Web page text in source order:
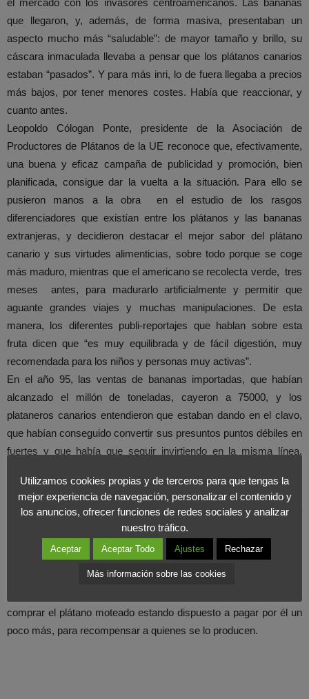
el mercado con los invasores centroamericanos. Las bananas
que llegaron, y, además, de forma masiva, presentaban un
aspecto mucho más “saludable”: de mayor tamaño y brillo, su
cáscara inmaculada llevaba a pensar que los plátanos canarios
estaban “pasados”. Y para más inri, lo de fuera llegaba a precios
más bajos, por tener menores costes. Había que reaccionar, y
cuanto antes.
Leopoldo Cólogan Ponte, presidente de la Asociación de
Productores de Plátanos de la UE reconoce que, efectivamente,
una buena y eficaz campaña de publicidad y promoción, bien
planificada, consigue dar la vuelta a la situación. Para ello se
pusieron manos a la obra en el estudio de los rasgos
diferenciadores que existían entre los plátanos y las bananas
extranjeras, y decidieron destacar el mejor sabor del plátano
canario y sus virtudes alimenticias, sobre todo porque se coge
más maduro, mientras que el americano se recolecta verde, tres
meses antes, para madurarlo artificialmente y permitir que
aguante grandes viajes y muchas manipulaciones. De esta
manera, los diferentes publi-reportajes que hablan sobre esta
fruta dicen que “es muy equilibrada y de fácil digestión, muy
recomendada para los niños y personas muy activas”.
En el año 95, las ventas de bananas importadas, que habían
alcanzado el millón de toneladas, cayeron a 75000, y los
plataneros canarios entendieron que estaban dando en el clavo,
que habían conseguido convertir sus presuntos puntos débiles en
fuertes y que había que seguir invirtiendo en la misma línea.
moda, para que destacase las magníficas cualidades del plátano
de canarias, que, aunque más feo en apariencia, era de mucha
más calidad. Así comenzaron a etiquetar las piezas de fruta, de
tal manera que fuera más fácil su reconocimiento.
De esta manera, han ganado prestigio, tienen el 88% del mercado
español y ahora se proponen dar un paso más: tras consolidarse,
comprar el plátano moteado estando dispuesto a pagar por él un
poco más, para recompensar a quienes se lo producen.
Utilizamos cookies propias y de terceros para que tengas la
mejor experiencia de navegación, personalizar el contenido y
los anuncios, ofrecer funciones de redes sociales y analizar
nuestro tráfico.
Aceptar Aceptar Todo Ajustes Rechazar
Más información sobre las cookies